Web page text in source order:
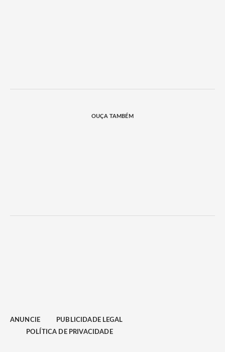
OUÇA TAMBÉM
ANUNCIE
PUBLICIDADE LEGAL
POLÍTICA DE PRIVACIDADE